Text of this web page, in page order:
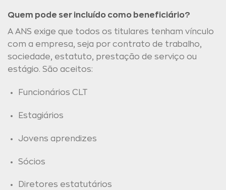
Quem pode ser incluído como beneficiário?
A ANS exige que todos os titulares tenham vínculo
com a empresa, seja por contrato de trabalho,
sociedade, estatuto, prestação de serviço ou
estágio. São aceitos:
Funcionários CLT
Estagiários
Jovens aprendizes
Sócios
Diretores estatutários